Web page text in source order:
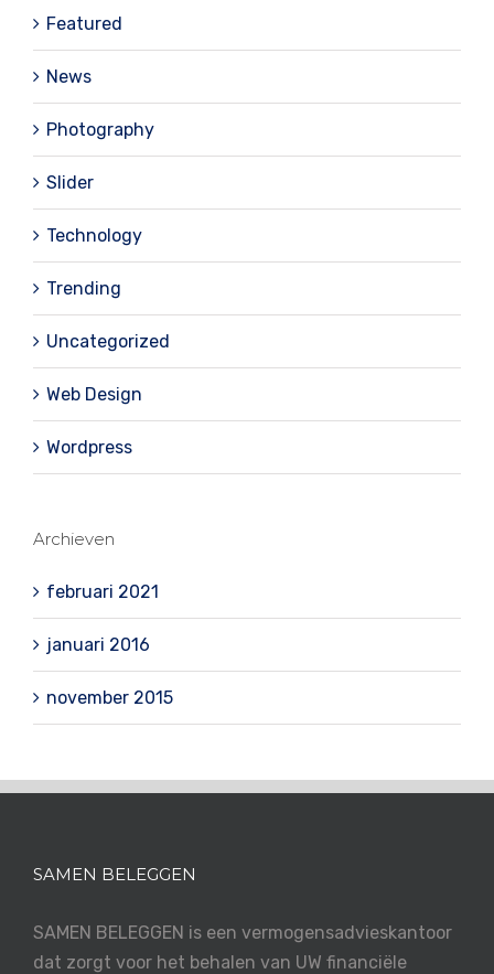
Featured
News
Photography
Slider
Technology
Trending
Uncategorized
Web Design
Wordpress
Archieven
februari 2021
januari 2016
november 2015
SAMEN BELEGGEN
SAMEN BELEGGEN is een vermogensadvieskantoor
dat zorgt voor het behalen van UW financiële